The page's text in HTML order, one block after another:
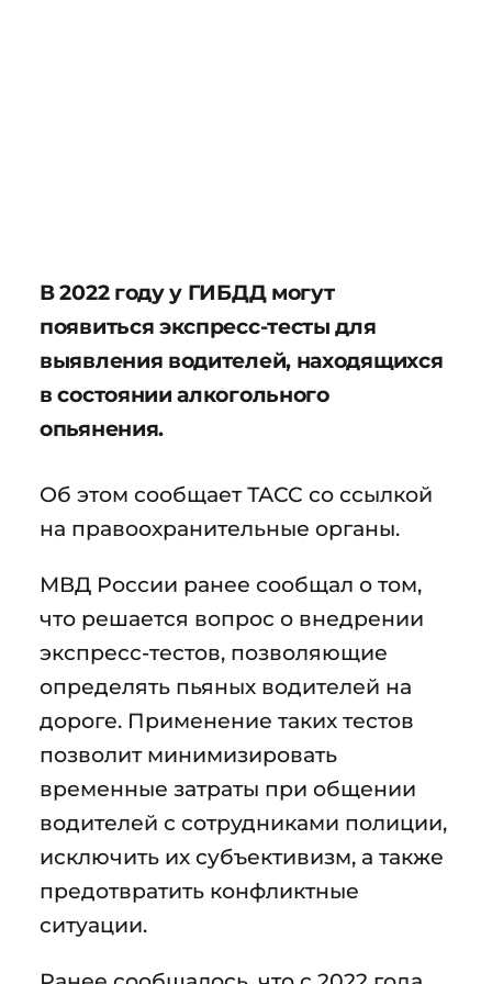
В 2022 году у ГИБДД могут
появиться экспресс-тесты для
выявления водителей, находящихся
в состоянии алкогольного
опьянения.
Об этом сообщает ТАСС со ссылкой
на правоохранительные органы.
МВД России ранее сообщал о том,
что решается вопрос о внедрении
экспресс-тестов, позволяющие
определять пьяных водителей на
дороге. Применение таких тестов
позволит минимизировать
временные затраты при общении
водителей с сотрудниками полиции,
исключить их субъективизм, а также
предотвратить конфликтные
ситуации.